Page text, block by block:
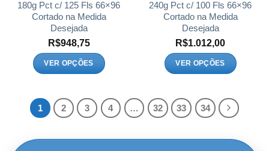
180g Pct c/ 125 Fls 66×96
Cortado na Medida
Desejada
R$948,75
VER OPÇÕES
tem
várias
As
240g Pct c/ 100 Fls 66×96
Cortado na Medida
Desejada
R$1.012,00
VER OPÇÕES
tem
várias
As
1 2 3 4 … 32 33 34